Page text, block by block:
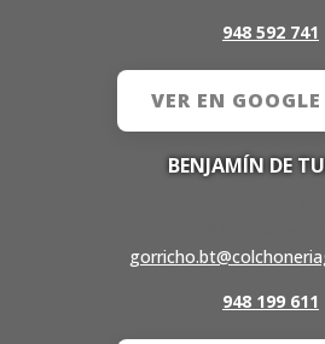
948 592 741
VER EN
BENJAMÍN DE
948 199 611